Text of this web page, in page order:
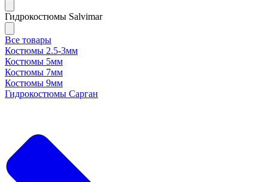
Гидрокостюмы Salvimar
Все товары
Костюмы 2.5-3мм
Костюмы 5мм
Костюмы 7мм
Костюмы 9мм
Гидрокостюмы Сарган